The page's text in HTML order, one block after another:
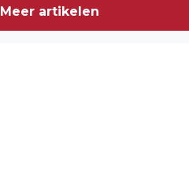
Meer artikelen